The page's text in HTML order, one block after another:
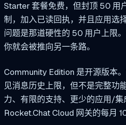
Starter 套餐免费，但封顶 50 用
制，加入已读回执，并且应用选
问题是那道硬性的 50 用户上限
你就会被推向另一条路。
Community Edition 是开源版本
见消息历史上限，但不是完整功
力、有限的支持、更少的应用/
Rocket.Chat Cloud 网关的每月